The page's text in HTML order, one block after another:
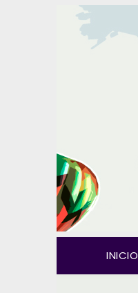
INICIO